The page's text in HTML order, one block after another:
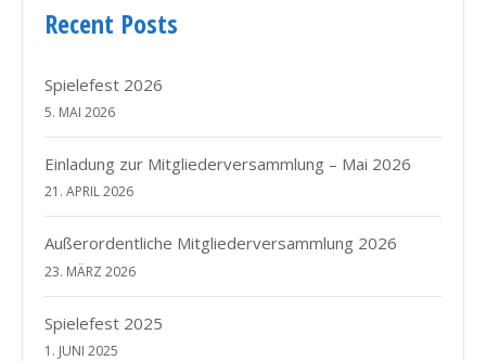
Recent Posts
Spielefest 2026
5. MAI 2026
Einladung zur Mitgliederversammlung – Mai 2026
21. APRIL 2026
Außerordentliche Mitgliederversammlung 2026
23. MÄRZ 2026
Spielefest 2025
1. JUNI 2025